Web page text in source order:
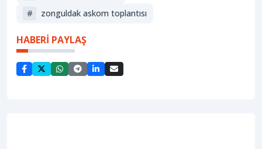
#
zonguldak askom toplantısı
HABERİ PAYLAŞ